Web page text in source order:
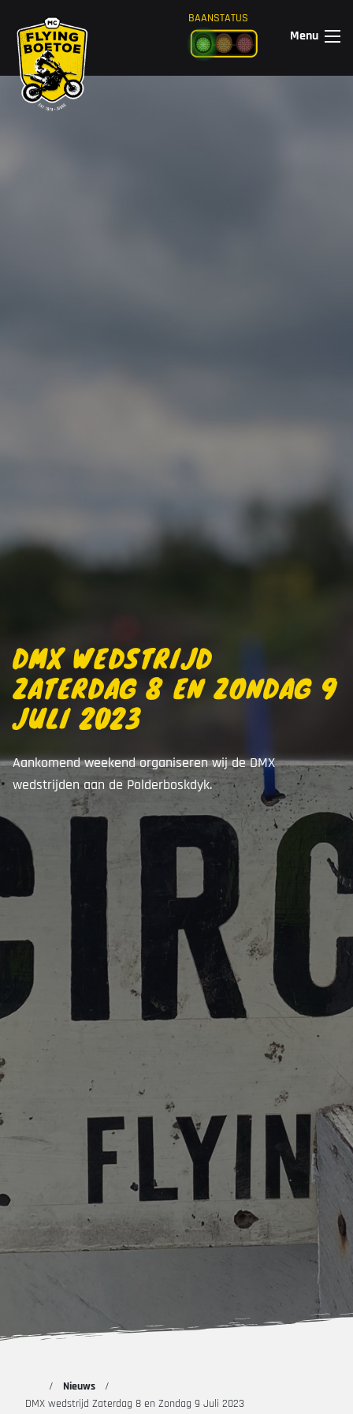
BAANSTATUS
Menu
DMX WEDSTRIJD
ZATERDAG 8 EN ZONDAG 9
JULI 2023
Aankomend weekend organiseren wij de DMX
wedstrijden aan de Polderboskdyk.
Nieuws
DMX wedstrijd Zaterdag 8 en Zondag 9 Juli 2023